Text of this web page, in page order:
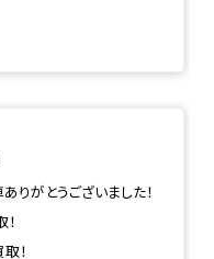
りがとうございました！
！